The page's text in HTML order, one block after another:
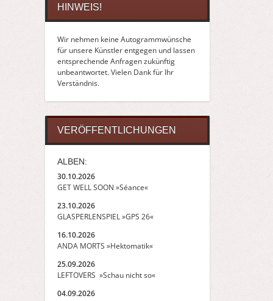
HINWEIS!
Wir nehmen keine Autogrammwünsche
für unsere Künstler entgegen und lassen
entsprechende Anfragen zukünftig
unbeantwortet. Vielen Dank für Ihr
Verständnis.
VERÖFFENTLICHUNGEN
ALBEN:
30.10.2026
GET WELL SOON »Séance«
23.10.2026
GLASPERLENSPIEL »GPS 26«
16.10.2026
ANDA MORTS »Hektomatik«
25.09.2026
LEFTOVERS »Schau nicht so«
04.09.2026